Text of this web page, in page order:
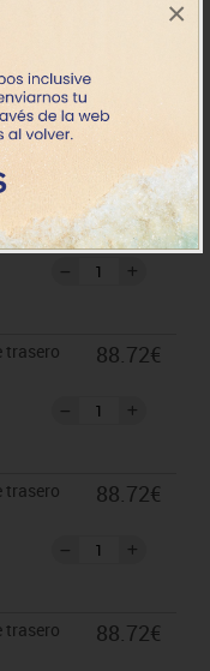
×
trasero
88.72€
trasero
88.72€
trasero
88.72€
trasero
88.72€